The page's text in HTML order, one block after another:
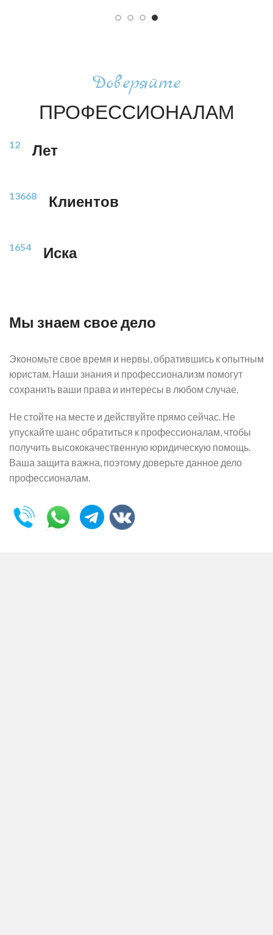
Доверяйте
ПРОФЕССИОНАЛАМ
12 Лет
13668 Клиентов
1654 Иска
Мы знаем свое дело
Экономьте свое время и нервы, обратившись к опытным
юристам. Наши знания и профессионализм помогут
сохранить ваши права и интересы в любом случае.
Не стойте на месте и действуйте прямо сейчас. Не
упускайте шанс обратиться к профессионалам, чтобы
получить высококачественную юридическую помощь.
Ваша защита важна, поэтому доверьте данное дело
профессионалам.